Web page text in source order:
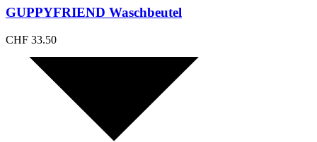
GUPPYFRIEND Waschbeutel
CHF 33.50